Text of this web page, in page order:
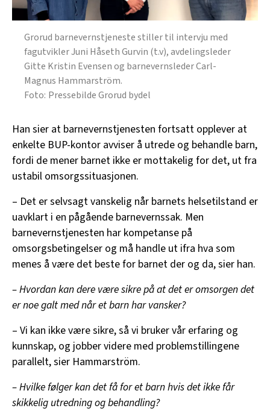
Grorud barnevernstjeneste stiller til intervju med
fagutvikler Juni Håseth Gurvin (t.v), avdelingsleder
Gitte Kristin Evensen og barnevernsleder Carl-
Magnus Hammarström.
Pressebilde Grorud bydel
Han sier at barnevernstjenesten fortsatt opplever at
enkelte BUP-kontor avviser å utrede og behandle barn,
fordi de mener barnet ikke er mottakelig for det, ut fra
ustabil omsorgssituasjonen.
– Det er selvsagt vanskelig når barnets helsetilstand er
uavklart i en pågående barnevernssak. Men
barnevernstjenesten har kompetanse på
omsorgsbetingelser og må handle ut ifra hva som
menes å være det beste for barnet der og da, sier han.
– Hvordan kan dere være sikre på at det er omsorgen det
er noe galt med når et barn har vansker?
– Vi kan ikke være sikre, så vi bruker vår erfaring og
kunnskap, og jobber videre med problemstillingene
parallelt, sier Hammarström.
– Hvilke følger kan det få for et barn hvis det ikke får
skikkelig utredning og behandling?